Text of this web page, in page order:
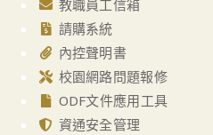
教職員工信箱
請購系統
內控聲明書
校園網路問題報修
ODF文件應用工具
資通安全管理